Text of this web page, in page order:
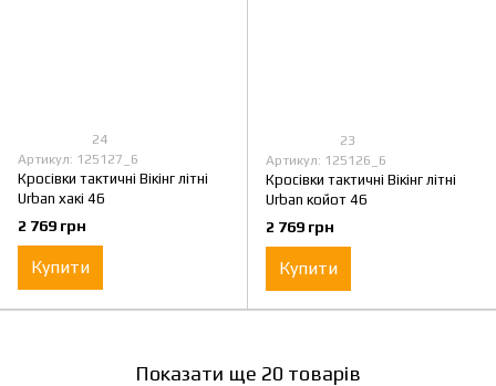
24
Артикул: 125127_6
Кросівки тактичні Вікінг літні
Urban хакі 46
2 769 грн
Купити
23
Артикул: 125126_6
Кросівки тактичні Вікінг літні
Urban койот 46
2 769 грн
Купити
Показати ще 20 товарів